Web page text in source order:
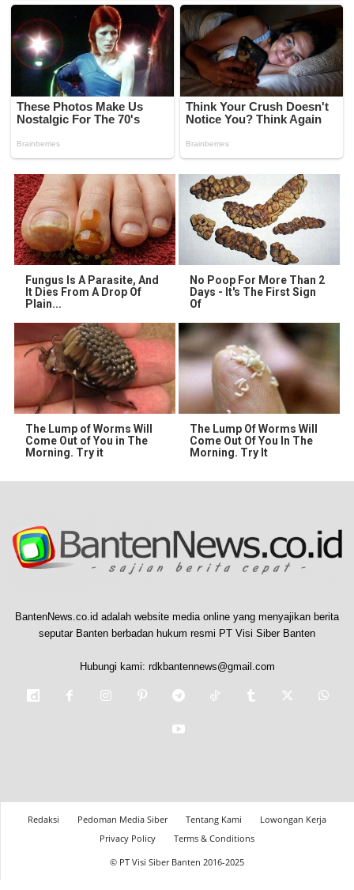
Fungus Is A Parasite, And
It Dies From A Drop Of
Plain...
No Poop For More Than 2
Days - It's The First Sign
Of
The Lump of Worms Will
Come Out of You in The
Morning. Try it
The Lump Of Worms Will
Come Out Of You In The
Morning. Try It
BantenNews.co.id adalah website media online yang menyajikan berita
seputar Banten berbadan hukum resmi PT Visi Siber Banten
Hubungi kami: rdkbantennews@gmail.com
Redaksi Pedoman Media Siber Tentang Kami
Lowongan Kerja
Privacy Policy
Terms & Conditions
© PT Visi Siber Banten 2016-2025